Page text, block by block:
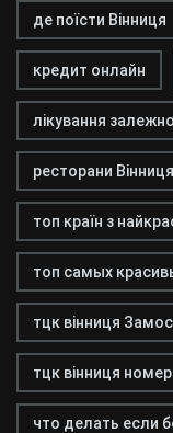
де поїсти Вінниця
кредит онлайн
лікування
ресторани Вінниця
топ країн з
топ самых
тцк вінниця
тцк вінниця
что делать если